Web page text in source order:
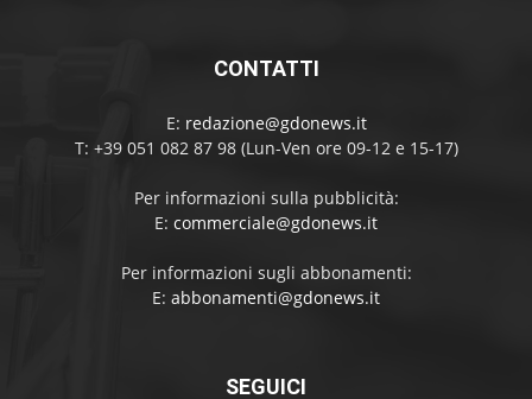
CONTATTI
E: redazione@gdonews.it
T: +39 051 082 87 98 (Lun-Ven ore 09-12 e 15-17)
Per informazioni sulla pubblicità:
E: commerciale@gdonews.it
Per informazioni sugli abbonamenti:
E: abbonamenti@gdonews.it
SEGUICI